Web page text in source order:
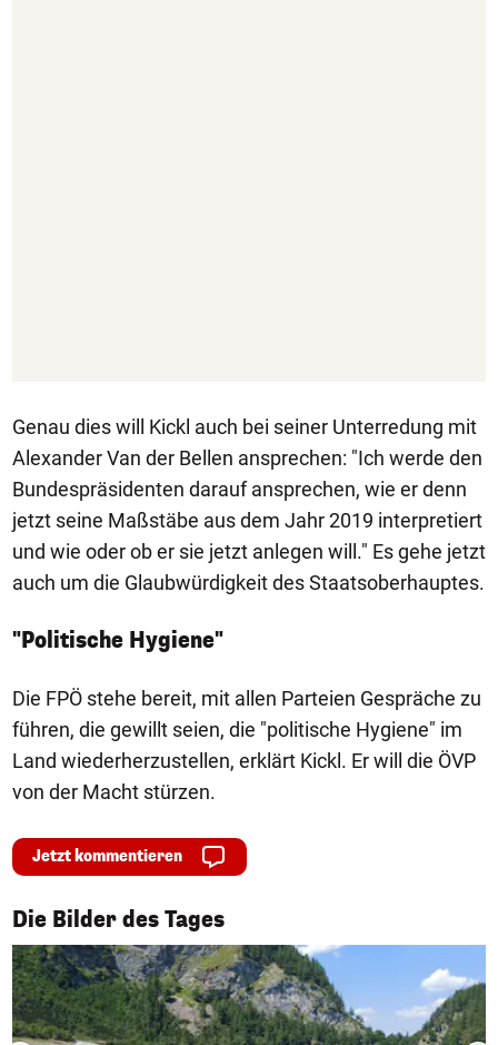
Genau dies will Kickl auch bei seiner Unterredung mit
Alexander Van der Bellen ansprechen: "Ich werde den
Bundespräsidenten darauf ansprechen, wie er denn
jetzt seine Maßstäbe aus dem Jahr 2019 interpretiert
und wie oder ob er sie jetzt anlegen will." Es gehe jetzt
auch um die Glaubwürdigkeit des Staatsoberhauptes.
"Politische Hygiene"
Die FPÖ stehe bereit, mit allen Parteien Gespräche zu
führen, die gewillt seien, die "politische Hygiene" im
Land wiederherzustellen, erklärt Kickl. Er will die ÖVP
von der Macht stürzen.
Jetzt kommentieren
Die Bilder des Tages
1/50